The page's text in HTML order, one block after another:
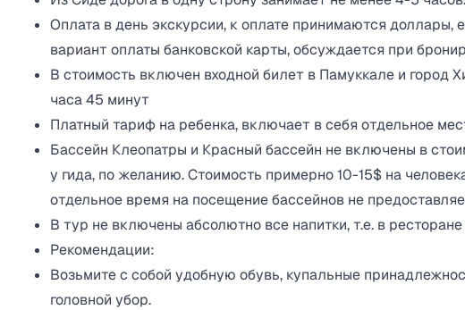
Оплата в день экскурсии, к оплате принимаются доллары,
вариант оплаты банковской карты, обсуждается при
В стоимость включен входной билет в Памуккале и город
часа 45 минут
Платный тариф на ребенка, включает в себя отдельное
Бассейн Клеопатры и Красный бассейн не включены в
у гида, по желанию. Стоимость примерно 10-15$ на
отдельное время на посещение бассейнов не
В тур не включены абсолютно все напитки, т.е. в
Рекомендации:
Возьмите с собой удобную обувь, купальные
головной убор.